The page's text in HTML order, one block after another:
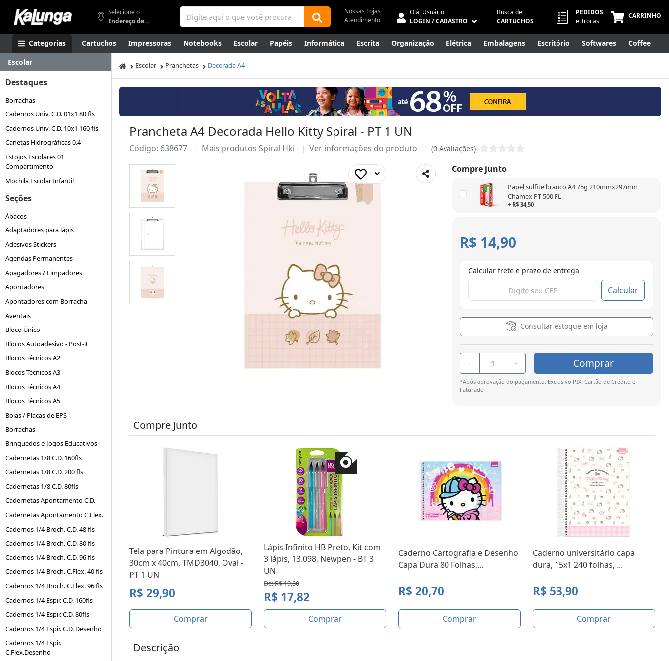
Selecione o
Endereço de entrega
Nossas Lojas
Atendimento
Olá, Usuário
LOGIN / CADASTRO
Busca de
CARTUCHOS
PEDIDOS
e Trocas
CARRINHO
Categorias Cartuchos Impressoras Notebooks Escolar Papéis Informática Escrita Organização Elétrica Embalagens Escritório Softwares Coffee
Apresentação Smartphones Artes Gamers Higiene
Canetas Luxo
Outlet
Escolar
Destaques
Borrachas
Cadernos Univ. C.D. 01x1 80 fls
Cadernos Univ. C.D. 10x1 160 fls
Canetas Hidrográficas 0.4
Estojos Escolares 01
Compartimento
Mochila Escolar Infantil
Seções
Ábacos
Adaptadores para lápis
Adesivos Stickers
Agendas Permanentes
Apagadores / Limpadores
Apontadores
Apontadores com Borracha
Aventais
Bloco Único
Blocos Autoadesivo - Post-it
Blocos Técnicos A2
Blocos Técnicos A3
Blocos Técnicos A4
Blocos Técnicos A5
Bolas / Placas de EPS
Borrachas
Brinquedos e Jogos Educativos
Cadernetas 1/8 C.D. 160fls
Cadernetas 1/8 C.D. 200 fls
Cadernetas 1/8 C.D. 80fls
Cadernetas Apontamento C.D.
Cadernetas Apontamento C.Flex.
Cadernos 1/4 Broch. C.D. 48 fls
Cadernos 1/4 Broch. C.D. 80 fls
Cadernos 1/4 Broch. C.D. 96 fls
Cadernos 1/4 Broch. C.Flex. 40 fls
Cadernos 1/4 Broch. C.Flex. 96 fls
Cadernos 1/4 Espir. C.D. 160fls
Cadernos 1/4 Espir. C.D. 80fls
Cadernos 1/4 Espir. C.D. Desenho
Cadernos 1/4 Espir.
C.Flex.Desenho
Escolar Pranchetas Decorada A4
Prancheta A4 Decorada Hello Kitty Spiral - PT 1 UN
Código: 638677 Mais produtos Spiral Hki Ver informações do produto (0 Avaliações)
Compre junto
Papel sulfite branco A4 75g 210mmx297mm
Chamex PT 500 FL
+ R$ 34,50
R$ 14,90
Calcular frete e prazo de entrega
Calcular
Consultar estoque em loja
- + Comprar
*Após aprovação do pagamento. Exclusivo PIX, Cartão de Crédito e
Faturado
Compre Junto
Tela para Pintura em Algodão,
30cm x 40cm, TMD3040, Oval -
PT 1 UN
R$ 29,90
Comprar
Lápis Infinito HB Preto, Kit com
3 lápis, 13.098, Newpen - BT 3
UN
De: R$ 19,80
R$ 17,82
Comprar
Caderno Cartografia e Desenho
Capa Dura 80 Folhas,...
R$ 20,70
Comprar
Caderno universitário capa
dura, 15x1 240 folhas, ...
R$ 53,90
Comprar
Descrição